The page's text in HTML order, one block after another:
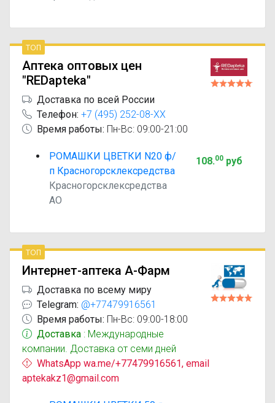
топ
Аптека оптовых цен
"REDapteka"
Доставка по всей России
Телефон: +7 (495) 252-08-XX
Время работы: Пн-Вс: 09:00-21:00
РОМАШКИ ЦВЕТКИ N20 ф/
п Красногорсклексредства
Красногорсклексредства
АО
108.00руб
топ
Интернет-аптека А-Фарм
Доставка по всему миру
Telegram: @+77479916561
Время работы: Пн-Вс: 09:00-18:00
Доставка : Международные
компании. Доставка от семи дней
WhatsApp wa.me/+77479916561, email
aptekakz1@gmail.com